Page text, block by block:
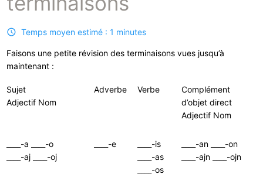
Temps moyen estimé : 1 minutes
Faisons une petite révision des terminaisons vues jusqu’à
maintenant :
Sujet
Adjectif Nom
Adverbe Verbe
Complément
d’objet direct
Adjectif Nom
____-a ____-o
____-aj ____-oj
____-e
____-is
____-as
____-os
____-an ____-on
____-ajn ____-ojn